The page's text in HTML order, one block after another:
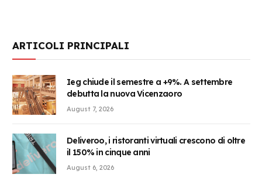
ARTICOLI PRINCIPALI
Ieg chiude il semestre a +9%. A settembre
debutta la nuova Vicenzaoro
August 7, 2026
Deliveroo, i ristoranti virtuali crescono di oltre
il 150% in cinque anni
August 6, 2026